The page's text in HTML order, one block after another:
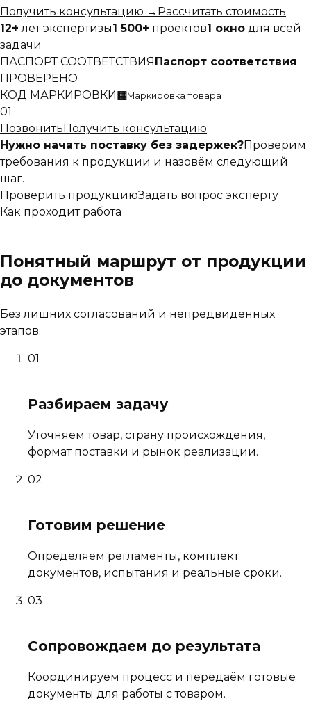
Получить консультацию → Рассчитать стоимость
12+ лет экспертизы1 500+ проектов1 окно для всей
задачи
ПАСПОРТ СООТВЕТСТВИЯПаспорт соответствия
ПРОВЕРЕНО
КОД МАРКИРОВКИ▦Маркировка товара
01
ПозвонитьПолучить консультацию
Нужно начать поставку без задержек?Проверим
требования к продукции и назовём следующий
шаг.
Проверить продукциюЗадать вопрос эксперту
Как проходит работа
Понятный маршрут от продукции
до документов
Без лишних согласований и непредвиденных
этапов.
01
Разбираем задачу
Уточняем товар, страну происхождения,
формат поставки и рынок реализации.
02
Готовим решение
Определяем регламенты, комплект
документов, испытания и реальные сроки.
03
Сопровождаем до результата
Координируем процесс и передаём готовые
документы для работы с товаром.